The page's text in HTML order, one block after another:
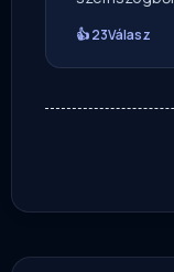
👍 23Válasz